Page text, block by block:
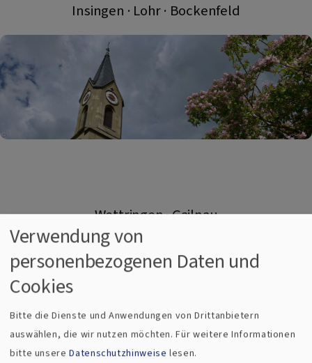
Insingen · Lohr · Bockenfeld
Wettringen · Gailnau
Verwendung von
personenbezogenen Daten und
Cookies
Bitte die Dienste und Anwendungen von Drittanbietern
auswählen, die wir nutzen möchten.Für weitere Informationen
bitte unsereDatenschutzhinweise lesen.